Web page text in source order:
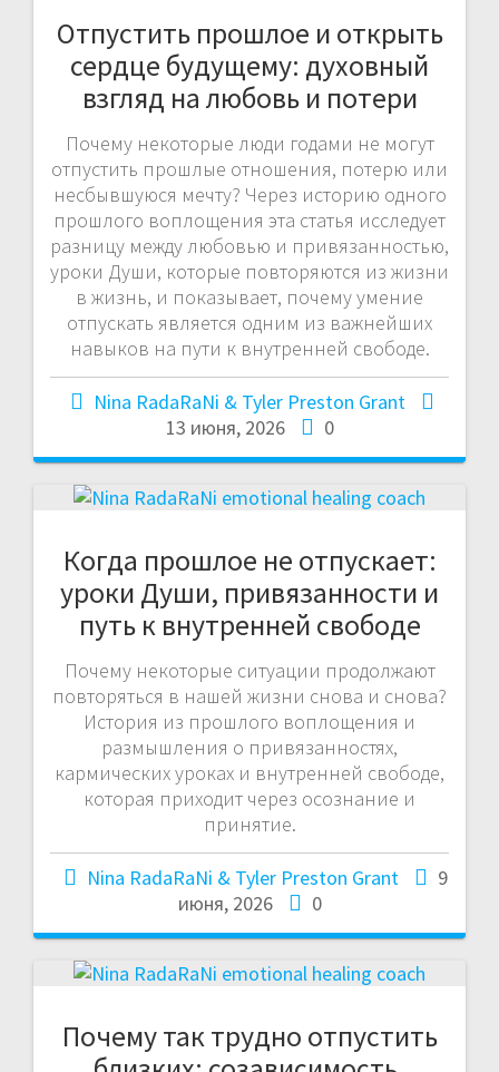
Отпустить прошлое и открыть
сердце будущему: духовный
взгляд на любовь и потери
Почему некоторые люди годами не могут
отпустить прошлые отношения, потерю или
несбывшуюся мечту? Через историю одного
прошлого воплощения эта статья исследует
разницу между любовью и привязанностью,
уроки Души, которые повторяются из жизни
в жизнь, и показывает, почему умение
отпускать является одним из важнейших
навыков на пути к внутренней свободе.
Nina RadaRaNi & Tyler Preston Grant
13 июня, 2026
0
Когда прошлое не отпускает:
уроки Души, привязанности и
путь к внутренней свободе
Почему некоторые ситуации продолжают
повторяться в нашей жизни снова и снова?
История из прошлого воплощения и
размышления о привязанностях,
кармических уроках и внутренней свободе,
которая приходит через осознание и
принятие.
Nina RadaRaNi & Tyler Preston Grant
9
июня, 2026
0
Почему так трудно отпустить